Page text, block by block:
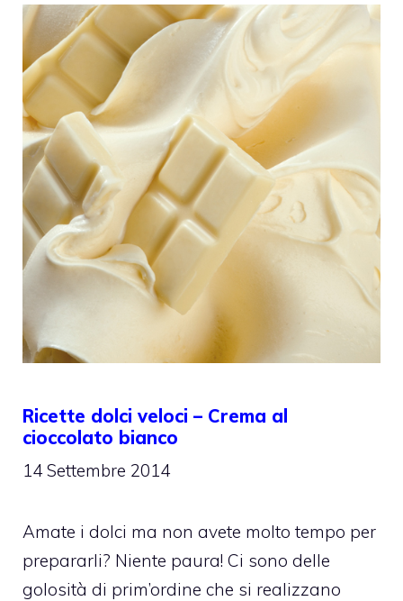
Ricette dolci veloci – Crema al
cioccolato bianco
14 Settembre 2014
Amate i dolci ma non avete molto tempo per
prepararli? Niente paura! Ci sono delle
golosità di prim’ordine che si realizzano